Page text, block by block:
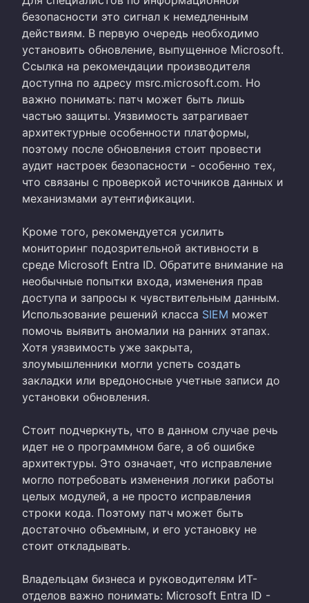
безопасности это сигнал к немедленным
действиям. В первую очередь необходимо
установить обновление, выпущенное Microsoft.
Ссылка на рекомендации производителя
доступна по адресу msrc.microsoft.com. Но
важно понимать: патч может быть лишь
частью защиты. Уязвимость затрагивает
архитектурные особенности платформы,
поэтому после обновления стоит провести
аудит настроек безопасности - особенно тех,
что связаны с проверкой источников данных и
механизмами аутентификации.
Кроме того, рекомендуется усилить
мониторинг подозрительной активности в
среде Microsoft Entra ID. Обратите внимание на
необычные попытки входа, изменения прав
доступа и запросы к чувствительным данным.
Использование решений класса SIEM может
помочь выявить аномалии на ранних этапах.
Хотя уязвимость уже закрыта,
злоумышленники могли успеть создать
закладки или вредоносные учетные записи до
установки обновления.
Стоит подчеркнуть, что в данном случае речь
идет не о программном баге, а об ошибке
архитектуры. Это означает, что исправление
могло потребовать изменения логики работы
целых модулей, а не просто исправления
строки кода. Поэтому патч может быть
достаточно объемным, и его установку не
стоит откладывать.
Владельцам бизнеса и руководителям ИТ-
отделов важно понимать: Microsoft Entra ID -